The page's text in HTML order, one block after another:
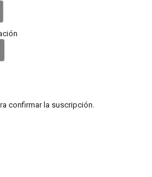
confirmar la suscripción.